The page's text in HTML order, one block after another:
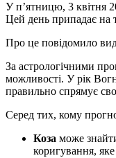
У п’ятницю, 3 квітня
Цей день припадає на
Про це повідомило
За астрологічними
можливості. У рік
правильно спрямує
Серед тих, кому
Коза може
коригування,